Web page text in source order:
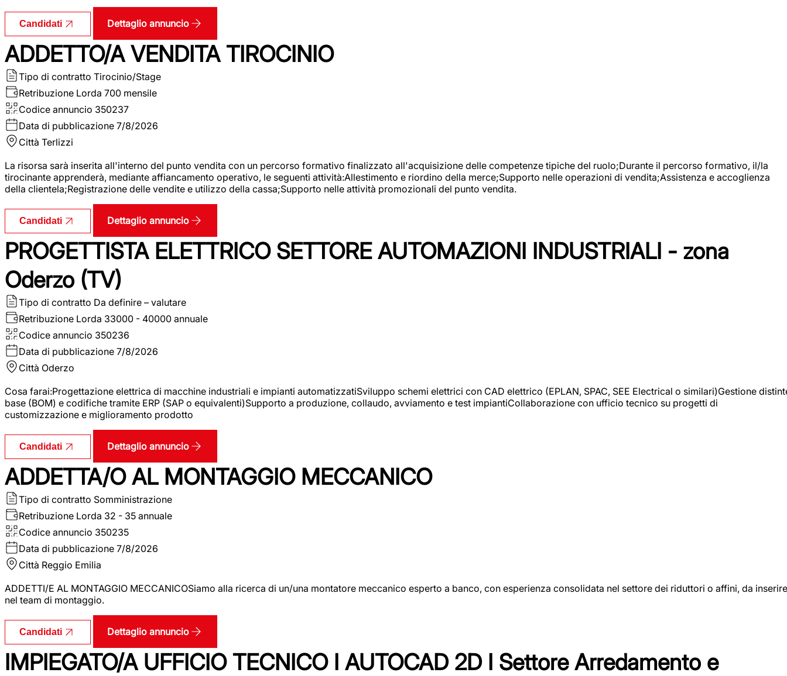
Candidati Dettaglio annuncio
ADDETTO/A VENDITA TIROCINIO
Tipo di contratto Tirocinio/Stage
Retribuzione Lorda 700 mensile
Codice annuncio 350237
Data di pubblicazione 7/8/2026
Città Terlizzi
La risorsa sarà inserita all'interno del punto vendita con un percorso formativo finalizzato all'acquisizione delle competenze tipiche del ruolo;Durante il percorso formativo, il/la
tirocinante apprenderà, mediante affiancamento operativo, le seguenti attività:Allestimento e riordino della merce;Supporto nelle operazioni di vendita;Assistenza e accoglienza
della clientela;Registrazione delle vendite e utilizzo della cassa;Supporto nelle attività promozionali del punto vendita.
Candidati Dettaglio annuncio
PROGETTISTA ELETTRICO SETTORE AUTOMAZIONI INDUSTRIALI - zona
Oderzo (TV)
Tipo di contratto Da definire – valutare
Retribuzione Lorda 33000 - 40000 annuale
Codice annuncio 350236
Data di pubblicazione 7/8/2026
Città Oderzo
Cosa farai:Progettazione elettrica di macchine industriali e impianti automatizzatiSviluppo schemi elettrici con CAD elettrico (EPLAN, SPAC, SEE Electrical o similari)Gestione
base (BOM) e codifiche tramite ERP (SAP o equivalenti)Supporto a produzione, collaudo, avviamento e test impiantiCollaborazione con ufficio tecnico su progetti di
customizzazione e miglioramento prodotto
Candidati Dettaglio annuncio
ADDETTA/O AL MONTAGGIO MECCANICO
Tipo di contratto Somministrazione
Retribuzione Lorda 32 - 35 annuale
Codice annuncio 350235
Data di pubblicazione 7/8/2026
Città Reggio Emilia
ADDETTI/E AL MONTAGGIO MECCANICOSiamo alla ricerca di un/una montatore meccanico esperto a banco, con esperienza consolidata nel settore dei riduttori o affini, da inserire
nel team di montaggio.
Candidati Dettaglio annuncio
IMPIEGATO/A UFFICIO TECNICO I AUTOCAD 2D I Settore Arredamento e